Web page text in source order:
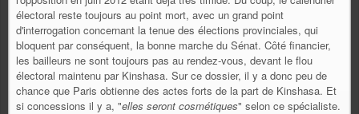
électoral reste toujours au point mort, avec un grand point
d'interrogation concernant la tenue des élections provinciales, qui
bloquent par conséquent, la bonne marche du Sénat. Côté financier,
les bailleurs ne sont toujours pas au rendez-vous, devant le flou
électoral maintenu par Kinshasa. Sur ce dossier, il y a donc peu de
chance que Paris obtienne des actes forts de la part de Kinshasa. Et
si concessions il y a, "elles seront cosmétiques" selon ce spécialiste.